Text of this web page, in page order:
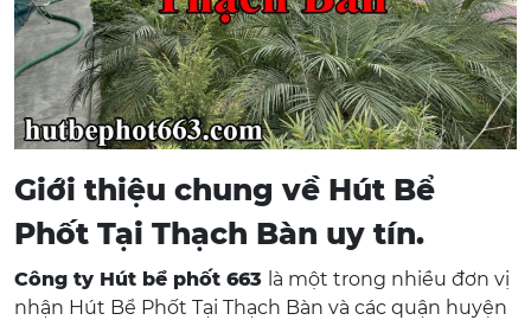
Giới thiệu chung về Hút Bể
Phốt Tại Thạch Bàn uy tín.
Công ty Hút bể phốt 663 là một trong nhiều đơn vị
nhận Hút Bể Phốt Tại Thạch Bàn và các quận huyện